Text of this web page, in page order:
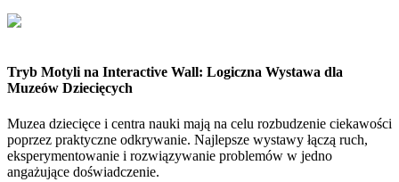
Tryb Motyli na Interactive Wall: Logiczna Wystawa dla
Muzeów Dziecięcych
Muzea dziecięce i centra nauki mają na celu rozbudzenie ciekawości
poprzez praktyczne odkrywanie. Najlepsze wystawy łączą ruch,
eksperymentowanie i rozwiązywanie problemów w jedno
angażujące doświadczenie.